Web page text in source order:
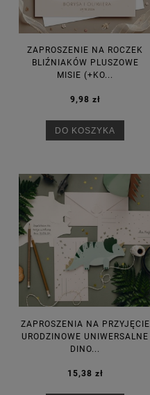
ZAPROSZENIE NA ROCZEK
BLIŹNIAKÓW PLUSZOWE
MISIE (+KO...
9,98 zł
DO KOSZYKA
ZAPROSZENIA NA PRZYJĘCIE
URODZINOWE UNIWERSALNE
DINO...
15,38 zł